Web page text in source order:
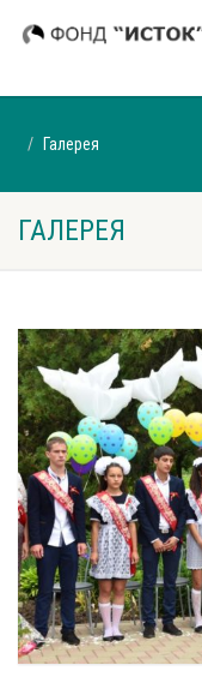
Галерея
ГАЛЕРЕЯ